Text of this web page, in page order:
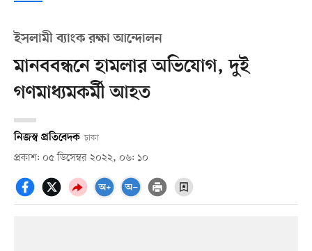
ইসলামী ব্যাংক রক্ষা আন্দোলন
মানববন্ধনে হামলার অভিযোগ, দুই
গণমাধ্যমকর্মী আহত
নিজস্ব প্রতিবেদক ঢাকা
প্রকাশ: ০৫ ডিসেম্বর ২০২২, ০৬: ১০